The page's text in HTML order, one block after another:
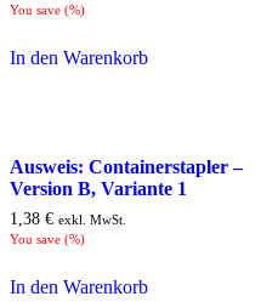
You save (%)
In den Warenkorb
Ausweis: Containerstapler –
Version B, Variante 1
1,38 € exkl. MwSt.
You save (%)
In den Warenkorb